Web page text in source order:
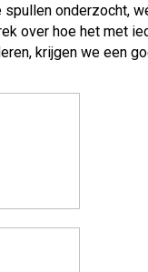
onderzocht,
over hoe het met
krijgen we een